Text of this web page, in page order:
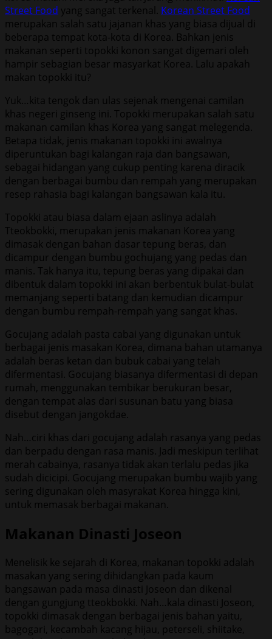
Street Food yang sangat terkenal. Korean Street Food
merupakan salah satu jajanan khas yang biasa dijual di
beberapa tempat kota-kota di Korea. Bahkan jenis
makanan seperti topokki konon sangat digemari oleh
hampir sebagian besar masyarkat Korea. Lalu apakah
makan topokki itu?
Yuk…kita tengok dan ulas sejenak mengenai camilan
khas negeri ginseng ini. Topokki merupakan salah satu
makanan camilan khas Korea yang sangat melegenda.
Betapa tidak, jenis makanan topokki ini awalnya
diperuntukan bagi kalangan raja dan bangsawan,
sebagai hidangan yang cukup penting karena diracik
dengan berbagai bumbu dan rempah yang merupakan
resep rahasia bagi kalangan bangsawan kala itu.
Topokki atau biasa dalam ejaan aslinya adalah
Tteokbokki, merupakan jenis makanan Korea yang
dimasak dengan bahan dasar tepung beras, dan
dicampur dengan bumbu gochujang yang pedas dan
manis. Tak hanya itu, tepung beras yang dipakai dan
dibentuk dalam topokki ini akan berbentuk bulat-bulat
memanjang seperti batang dan kemudian dicampur
dengan bumbu rempah-rempah yang sangat khas.
Gocujang adalah pasta cabai yang digunakan untuk
berbagai jenis masakan Korea, dimana bahan utamanya
adalah beras ketan dan bubuk cabai yang telah
difermentasi. Gocujang biasanya difermentasi di depan
rumah, menggunakan tembikar berukuran besar,
dengan tempat alas dari susunan batu yang biasa
disebut dengan jangokdae.
Nah…ciri khas dari gocujang adalah rasanya yang pedas
dan berpadu dengan rasa manis. Jadi meskipun terlihat
merah cabainya, rasanya tidak akan terlalu pedas jika
sudah dicicipi. Gocujang merupakan bumbu wajib yang
sering digunakan oleh masyrakat Korea hingga kini,
untuk memasak berbagai makanan.
Makanan Dinasti Joseon
Menelisik ke sejarah di Korea, makanan topokki adalah
masakan yang sering dihidangkan pada kaum
bangsawan pada masa dinasti Joseon dan dikenal
dengan gungjung tteokbokki. Nah…kala dinasti Joseon,
topokki dimasak dengan berbagai jenis bahan yaitu,
bagogari, kecambah kacang hijau, peterseli, shiitake,